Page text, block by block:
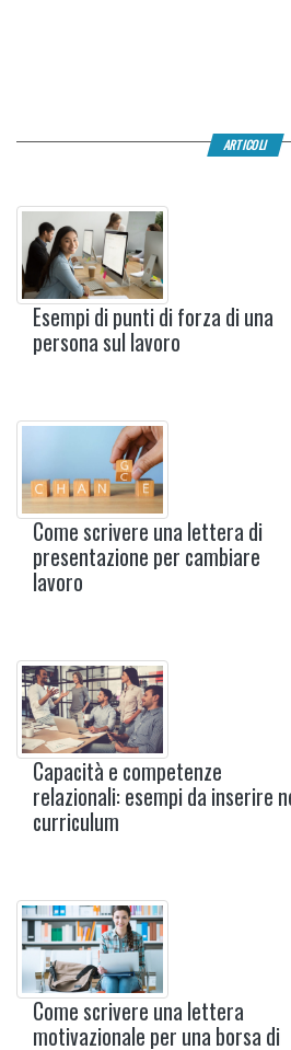
ARTICOLI
Esempi di punti di forza di una
persona sul lavoro
Come scrivere una lettera di
presentazione per cambiare
lavoro
Capacità e competenze
relazionali: esempi da inserire
curriculum
Come scrivere una lettera
motivazionale per una borsa di